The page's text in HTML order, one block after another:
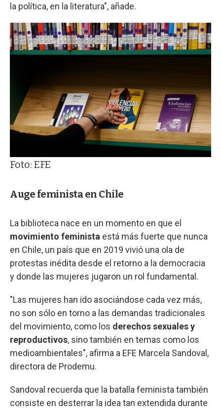
la política, en la literatura", añade.
Foto: EFE
Auge feminista en Chile
La biblioteca nace en un momento en que el
movimiento feminista está más fuerte que nunca
en Chile, un país que en 2019 vivió una ola de
protestas inédita desde el retorno a la democracia
y donde las mujeres jugaron un rol fundamental.
"Las mujeres han ido asociándose cada vez más,
no son sólo en torno a las demandas tradicionales
del movimiento, como los derechos sexuales y
reproductivos, sino también en temas como los
medioambientales", afirma a EFE Marcela Sandoval,
directora de Prodemu.
Sandoval recuerda que la batalla feminista también
consiste en desterrar la idea tan extendida durante